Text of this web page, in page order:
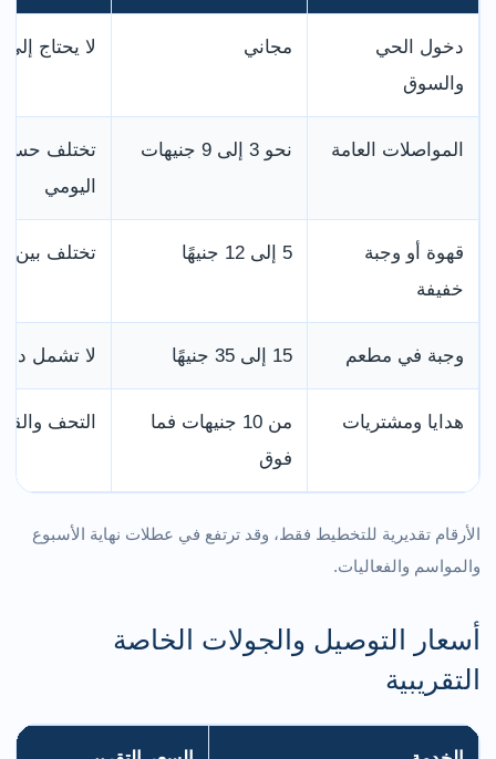
دخول الحي
والسوق
مجاني لا يحتاج
المواصلات العامة نحو 3 إلى 9 جنيهات
تختلف حسب
اليومي
قهوة أو وجبة
خفيفة
5 إلى 12 جنيهًا تختلف بين
وجبة في مطعم 15 إلى 35 جنيهًا لا تشمل
هدايا ومشتريات
من 10 جنيهات فما
فوق
التحف
الأرقام تقديرية للتخطيط فقط، وقد ترتفع في عطلات نهاية الأسبوع
والمواسم والفعاليات.
أسعار التوصيل والجولات الخاصة
التقريبية